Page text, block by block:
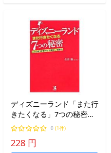
ディズニーランド「また行
きたくなる」7つの秘密／
生井俊
0 (1件)
228 円